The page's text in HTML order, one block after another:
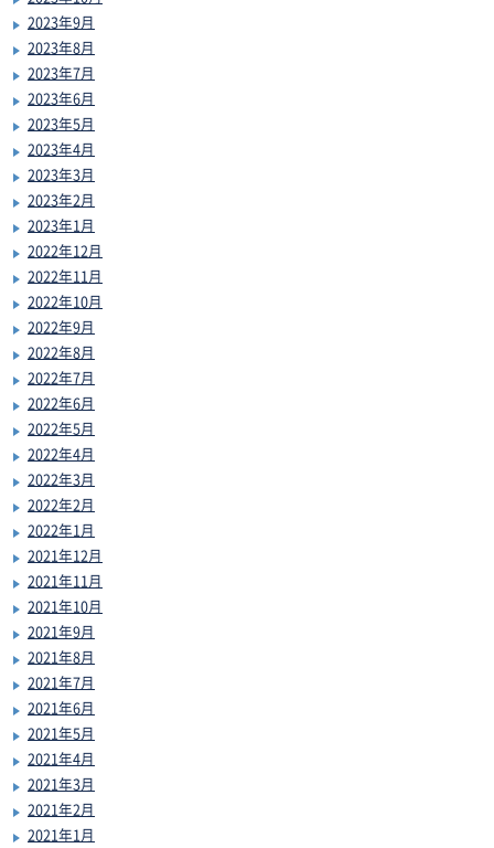
2023年9月
2023年8月
2023年7月
2023年6月
2023年5月
2023年4月
2023年3月
2023年2月
2023年1月
2022年12月
2022年11月
2022年10月
2022年9月
2022年8月
2022年7月
2022年6月
2022年5月
2022年4月
2022年3月
2022年2月
2022年1月
2021年12月
2021年11月
2021年10月
2021年9月
2021年8月
2021年7月
2021年6月
2021年5月
2021年4月
2021年3月
2021年2月
2021年1月